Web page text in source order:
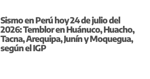
Sismo en Perú hoy 24 de julio del
2026: Temblor en Huánuco, Huacho,
Tacna, Arequipa, Junín y Moquegua,
según el IGP